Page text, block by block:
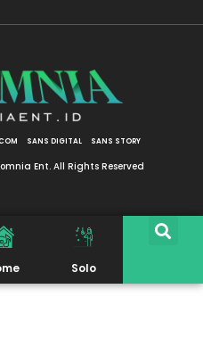
SANS DIGITAL SANS STORY
Ent. All Rights Reserved
Solo